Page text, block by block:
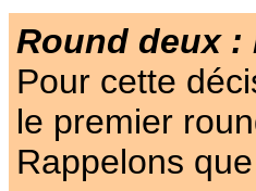
Round deux :
Pour cette
le premier
Rappelons que